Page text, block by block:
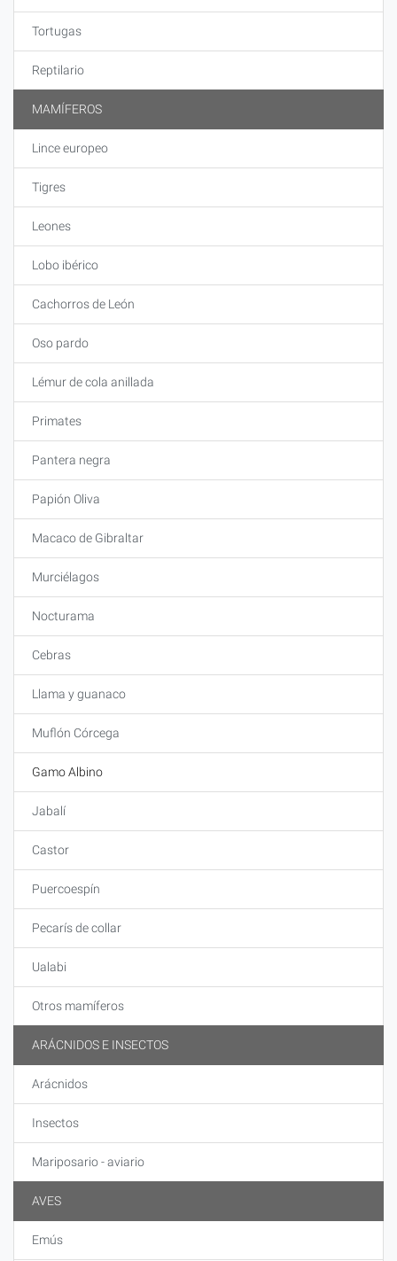
Tortugas
Reptilario
MAMÍFEROS
Lince europeo
Tigres
Leones
Lobo ibérico
Cachorros de León
Oso pardo
Lémur de cola anillada
Primates
Pantera negra
Papión Oliva
Macaco de Gibraltar
Murciélagos
Nocturama
Cebras
Llama y guanaco
Muflón Córcega
Gamo Albino
Jabalí
Castor
Puercoespín
Pecarís de collar
Ualabi
Otros mamíferos
ARÁCNIDOS E INSECTOS
Arácnidos
Insectos
Mariposario - aviario
AVES
Emús